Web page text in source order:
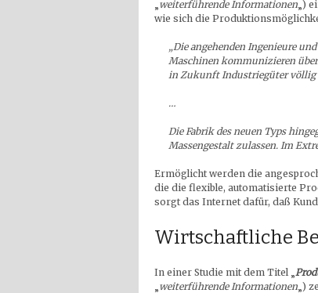
weiterführende Informationen „)
wie sich die
„Die angehenden Ingenieure
Maschinen kommunizieren
in Zukunft Industriegüter völlig
…
Die Fabrik des neuen Typs
Massengestalt zulassen. Im
Ermöglicht werden die
die die flexible, automatisierte
sorgt das Internet dafür, daß
Wirtschaftliche
In einer Studie mit dem Titel „
weiterführende Informationen „)